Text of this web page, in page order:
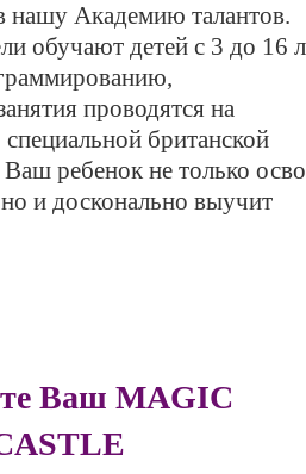
нашу Академию талантов.
обучают детей с 3 до 16
проводятся на
британской
ребенок не только
и досконально выучит
Ваш MAGIC